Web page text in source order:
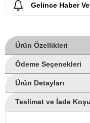
Gelince Haber
Ürün Özellikleri
Ödeme Seçenekleri
Ürün Detayları
Teslimat ve İade